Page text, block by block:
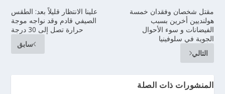
علينا الانتظار قليلاً بعد: الطقس
الصيفي قادم وقد نواجه موجة
حرارة تصل إلى 30 درجة
سابق
مقتل شخصان وفقدان خمسة
هولنديين أخرين بسبب
الفيضانات و سوء الأحوال
الجوية في سلوفينيا
التالي
المنشورات ذات الصلة